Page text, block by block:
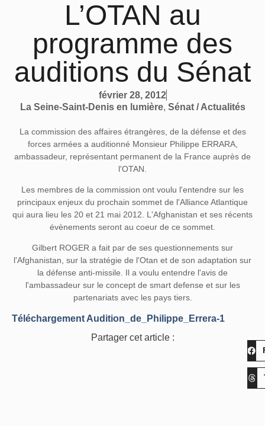
L’OTAN au
programme des
auditions du Sénat
février 28, 2012
La Seine-Saint-Denis en lumière, Sénat / Actualités
La commission des affaires étrangères, de la défense et des
forces armées a auditionné Monsieur Philippe ERRARA,
ambassadeur, représentant permanent de la France auprès de
l'OTAN.
Les membres de la commission ont voulu l'entendre sur les
principaux enjeux du prochain sommet de l'Alliance Atlantique
qui aura lieu les 20 et 21 mai 2012. L'Afghanistan et ses récents
évènements seront au coeur de ce sommet.
Gilbert ROGER a fait par de ses questionnements sur
l'Afghanistan, sur la stratégie de l'Otan et de son adaptation sur
la défense anti-missile. Il a voulu entendre l'avis de
l'ambassadeur sur le concept de smart defense et sur les
partenariats avec les pays tiers.
Téléchargement Audition_de_Philippe_Errera-1
Partager cet article :